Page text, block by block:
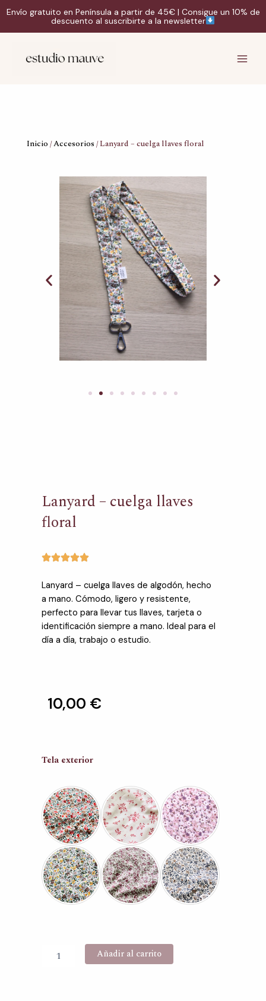
Envío gratuito en Península a partir de 45€ | Consigue un 10% de
descuento al suscribirte a la newsletter
contenido
Inicio /Accesorios / Lanyard – cuelga llaves floral
Lanyard – cuelga llaves
floral
Lanyard – cuelga llaves de algodón, hecho
a mano. Cómodo, ligero y resistente,
perfecto para llevar tus llaves, tarjeta o
identificación siempre a mano. Ideal para el
día a día, trabajo o estudio.
10,00 €
Tela exterior
Lanyard
-
llaves
floral
cantidad
Añadir al carrito